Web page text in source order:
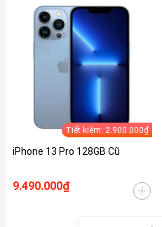
Tiết kiệm: 2.900.000₫
iPhone 13 Pro 128GB Cũ
9.490.000₫